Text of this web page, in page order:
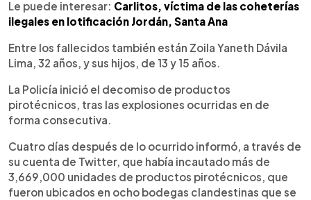
Le puede interesar: Carlitos, víctima de las coheterías
ilegales en lotificación Jordán, Santa Ana
Entre los fallecidos también están Zoila Yaneth Dávila
Lima, 32 años, y sus hijos, de 13 y 15 años.
La Policía inició el decomiso de productos
pirotécnicos, tras las explosiones ocurridas en de
forma consecutiva.
Cuatro días después de lo ocurrido informó, a través de
su cuenta de Twitter, que había incautado más de
3,669,000 unidades de productos pirotécnicos, que
fueron ubicados en ocho bodegas clandestinas que se